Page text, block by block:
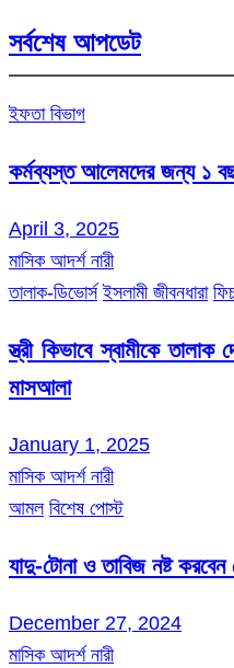
সর্বশেষ আপডেট
ইফতা বিভাগ
কর্মব্যস্ত আলেমদের জন্য ১
April 3, 2025
মাসিক আদর্শ নারী
তালাক-ডিভোর্স ইসলামী জীবনধারা
স্ত্রী কিভাবে স্বামীকে তালাক
মাসআলা
January 1, 2025
মাসিক আদর্শ নারী
আমল বিশেষ পোস্ট
যাদু-টোনা ও তাবিজ নষ্ট করবেন
December 27, 2024
মাসিক আদর্শ নারী